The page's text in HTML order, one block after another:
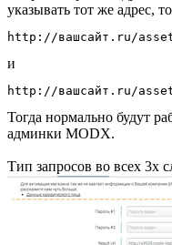
указывать тот же адрес,
http://вашсайт.ru/
и
http://вашсайт.ru/
Тогда нормально будут
админки MODX.
Тип запросов во всех 3х